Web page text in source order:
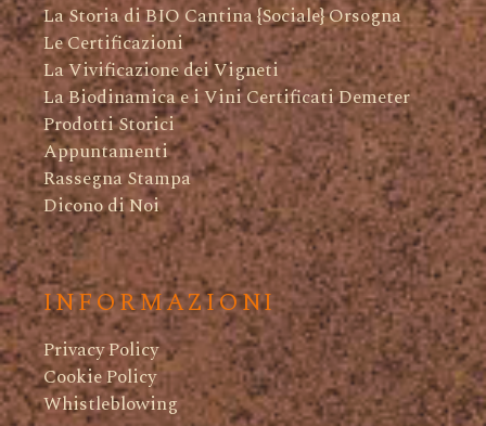
La Storia di BIO Cantina {Sociale} Orsogna
Le Certificazioni
La Vivificazione dei Vigneti
La Biodinamica e i Vini Certificati Demeter
Prodotti Storici
Appuntamenti
Rassegna Stampa
Dicono di Noi
INFORMAZIONI
Privacy Policy
Cookie Policy
Whistleblowing